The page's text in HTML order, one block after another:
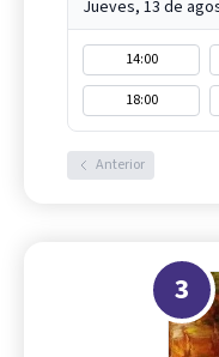
Jueves, 13 de
14:00
18:00
Anterior
3